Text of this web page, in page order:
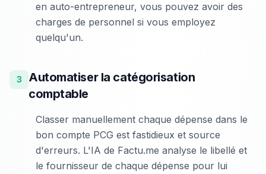
en auto-entrepreneur, vous pouvez avoir des
charges de personnel si vous employez
quelqu'un.
3
Automatiser la catégorisation
comptable
Classer manuellement chaque dépense dans le
bon compte PCG est fastidieux et source
d'erreurs. L'IA de Factu.me analyse le libellé et
le fournisseur de chaque dépense pour lui